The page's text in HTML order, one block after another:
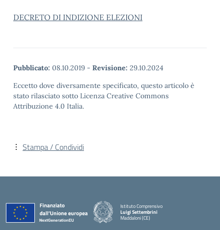
DECRETO DI INDIZIONE ELEZIONI
Pubblicato: 08.10.2019 - Revisione: 29.10.2024
Eccetto dove diversamente specificato, questo articolo è
stato rilasciato sotto Licenza Creative Commons
Attribuzione 4.0 Italia.
Stampa / Condividi
Istituto Comprensivo
Luigi Settembrini
Maddaloni (CE)